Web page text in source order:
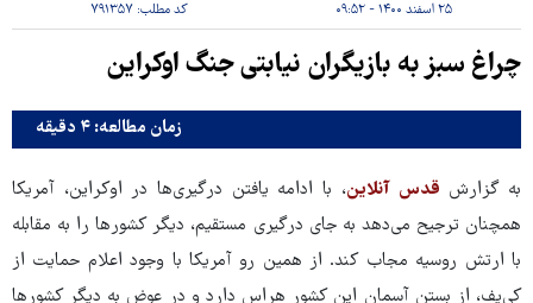
۲۵ اسفند ۱۴۰۰ - ۰۹:۵۲ کد مطلب: ۷۹۱۳۵۷
چراغ سبز به بازیگران نیابتی جنگ اوکراین
زمان مطالعه: ۴ دقیقه
به گزارش قدس آنلاین، با ادامه یافتن درگیری‌ها در اوکراین، آمریکا
همچنان ترجیح می‌دهد به جای درگیری مستقیم، دیگر کشورها را به مقابله
با ارتش روسیه مجاب کند. از همین رو آمریکا با وجود اعلام حمایت از
کی‌یف، از بستن آسمان این کشور هراس دارد و در عوض به دیگر کشورها